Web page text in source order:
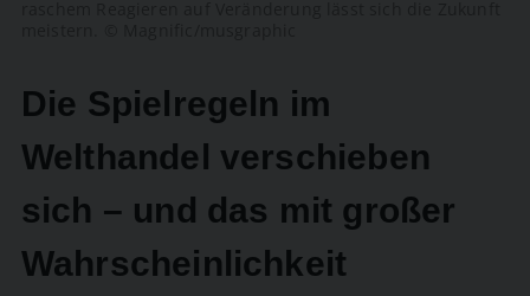
Die Spielregeln im
Welthandel verschieben
sich – und das mit großer
Wahrscheinlichkeit